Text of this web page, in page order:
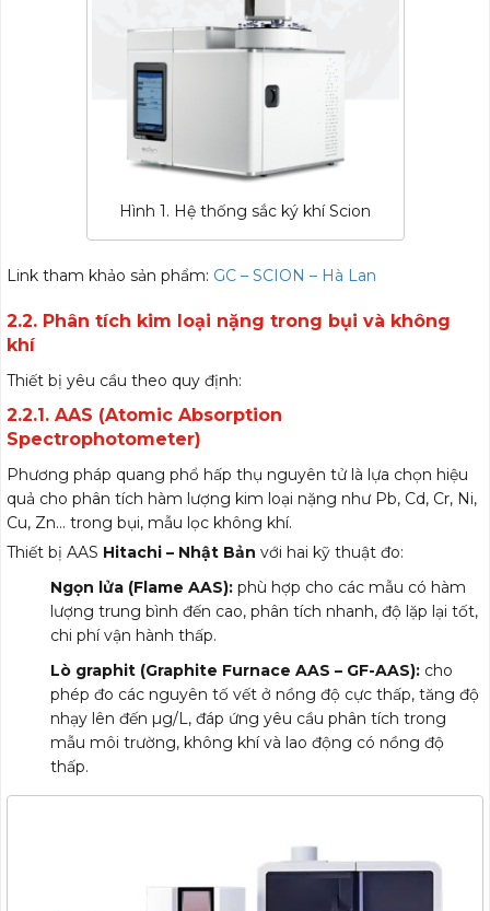
Hình 1. Hệ thống sắc ký khí Scion
Link tham khảo sản phẩm: GC – SCION – Hà Lan
2.2. Phân tích kim loại nặng trong bụi và không
khí
Thiết bị yêu cầu theo quy định:
2.2.1. AAS (Atomic Absorption
Spectrophotometer)
Phương pháp quang phổ hấp thụ nguyên tử là lựa chọn hiệu
quả cho phân tích hàm lượng kim loại nặng như Pb, Cd, Cr, Ni,
Cu, Zn… trong bụi, mẫu lọc không khí.
Thiết bị AAS Hitachi – Nhật Bản với hai kỹ thuật đo:
Ngọn lửa (Flame AAS): phù hợp cho các mẫu có hàm
lượng trung bình đến cao, phân tích nhanh, độ lặp lại tốt,
chi phí vận hành thấp.
Lò graphit (Graphite Furnace AAS – GF-AAS): cho
phép đo các nguyên tố vết ở nồng độ cực thấp, tăng độ
nhạy lên đến µg/L, đáp ứng yêu cầu phân tích trong
mẫu môi trường, không khí và lao động có nồng độ
thấp.